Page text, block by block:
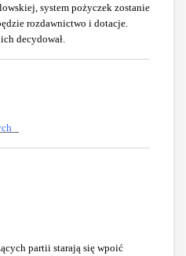
system pożyczek zostanie
rozdawnictwo i dotacje.
decydował.
partii starają się wpoić